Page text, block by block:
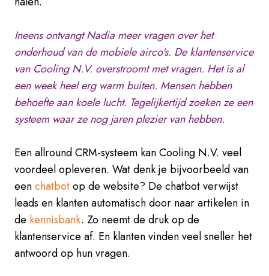
Ineens ontvangt Nadia meer vragen over het
onderhoud van de mobiele airco's. De klantenservice
van Cooling N.V. overstroomt met vragen. Het is al
een week heel erg warm buiten. Mensen hebben
behoefte aan koele lucht. Tegelijkertijd zoeken ze een
systeem waar ze nog jaren plezier van hebben.
Een allround CRM-systeem kan Cooling N.V. veel
voordeel opleveren. Wat denk je bijvoorbeeld van
eenchatbotop de website? De chatbot verwijst
leads en klanten automatisch door naar artikelen in
de kennisbank. Zo neemt de druk op de
klantenservice af. En klanten vinden veel sneller het
antwoord op hun vragen.